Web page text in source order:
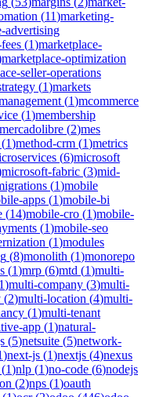
(11)marketing-
advertising
(1)marketplace-
marketplace-optimization
seller-operations
(1)markets
(1)mcommerce
(1)membership
mercadolibre (2)mes
(1)method-crm (1)metrics
(6)microsoft
microsoft-fabric (3)mid-
(1)mobile
apps (1)mobile-bi
(14)mobile-cro (1)mobile-
(1)mobile-seo
(1)modules
(8)monolith (1)monorepo
(1)mrp (6)mtd (1)multi-
1)multi-company (3)multi-
(2)multi-location (4)multi-
(1)multi-tenant
app (1)natural-
(5)netsuite (5)network-
)next-js (1)nextjs (4)nexus
(1)nlp (1)no-code (6)nodejs
(2)nps (1)oauth